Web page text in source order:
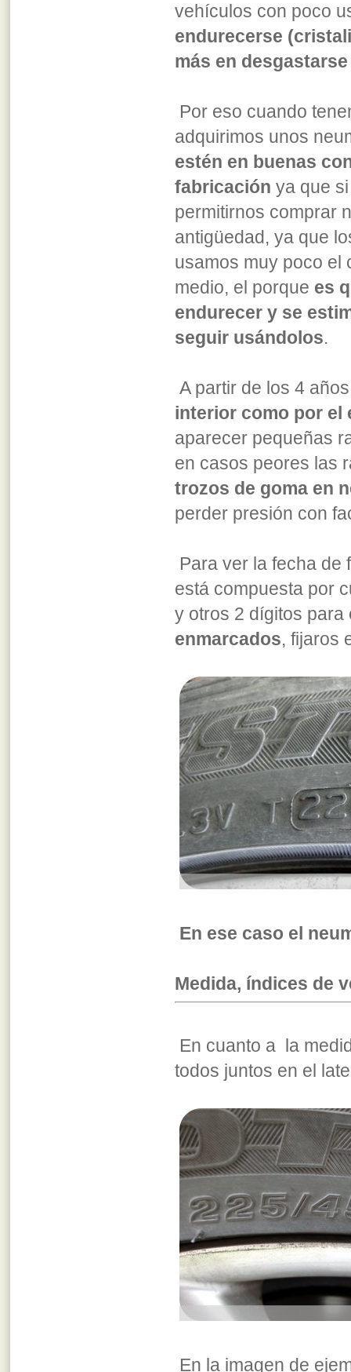
vehículos con poco
endurecerse
más en desgastarse
Por eso cuando
adquirimos unos
estén en buenas
fabricación ya que
permitirnos comprar
antigüedad, ya que
usamos muy poco el
medio, el porque es
endurecer y se
seguir usándolos.
A partir de los 4
interior como por el
aparecer pequeñas
en casos peores las
trozos de goma en
perder presión con
Para ver la fecha de
está compuesta por
y otros 2 dígitos
enmarcados, fijaros
En ese caso el
Medida, índices de
En cuanto a la
todos juntos en el
En la imagen de